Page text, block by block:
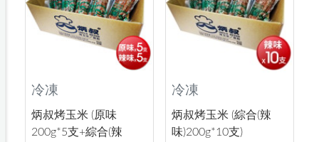
冷凍
炳叔烤玉米 (原味
200g*5支+綜合(辣
冷凍
炳叔烤玉米 (綜合(辣
味)200g*10支)